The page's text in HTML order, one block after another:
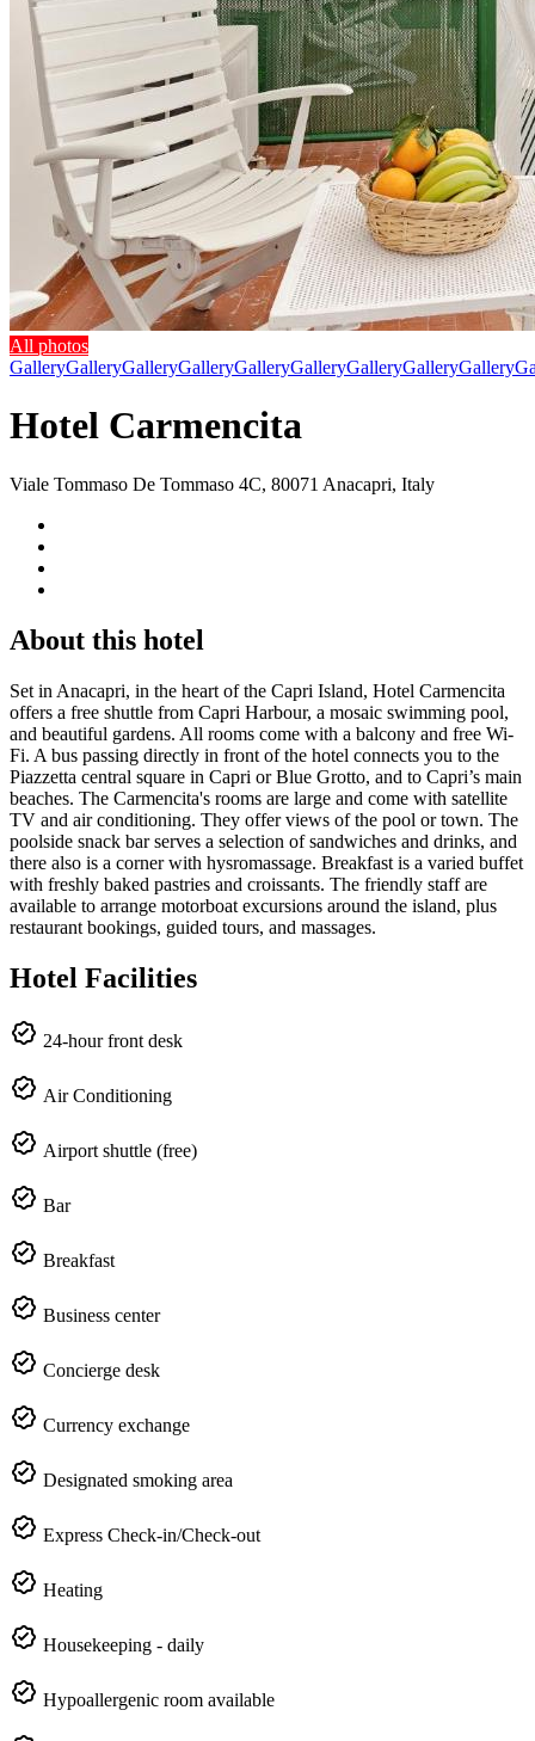
All photos
GalleryGalleryGalleryGalleryGalleryGalleryGalleryGalleryGallery
Hotel Carmencita
Viale Tommaso De Tommaso 4C, 80071 Anacapri, Italy
About this hotel
Set in Anacapri, in the heart of the Capri Island, Hotel Carmencita
offers a free shuttle from Capri Harbour, a mosaic swimming pool,
and beautiful gardens. All rooms come with a balcony and free Wi-
Fi. A bus passing directly in front of the hotel connects you to the
Piazzetta central square in Capri or Blue Grotto, and to Capri’s main
beaches. The Carmencita's rooms are large and come with satellite
TV and air conditioning. They offer views of the pool or town. The
poolside snack bar serves a selection of sandwiches and drinks, and
there also is a corner with hysromassage. Breakfast is a varied buffet
with freshly baked pastries and croissants. The friendly staff are
available to arrange motorboat excursions around the island, plus
restaurant bookings, guided tours, and massages.
Hotel Facilities
24-hour front desk
Air Conditioning
Airport shuttle (free)
Bar
Breakfast
Business center
Concierge desk
Currency exchange
Designated smoking area
Express Check-in/Check-out
Heating
Housekeeping - daily
Hypoallergenic room available